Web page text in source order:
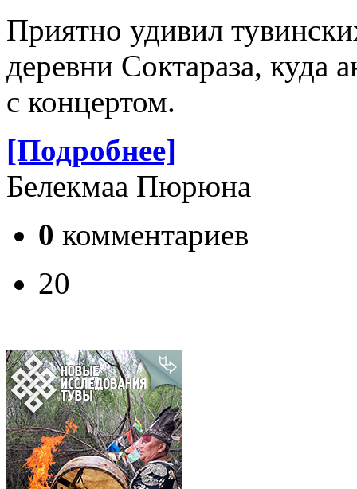
Приятно удивил
деревни Соктараза, куда
с концертом.
[Подробнее]
Белекмаа Пюрюна
0 комментариев
20